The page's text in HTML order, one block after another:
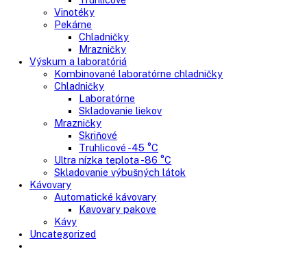
Truhlicové mrazničky
Chladnie nápojov
Skriňové
Truhlicové
Vinotéky
Pekárne
Chladničky
Mrazničky
Výskum a laboratóriá
Kombinované laboratórne chladničky
Chladničky
Laboratórne
Mrazničky